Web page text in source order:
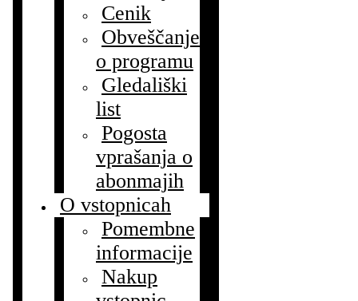
Cenik
Obveščanje
o programu
Gledališki
list
Pogosta
vprašanja o
abonmajih
O vstopnicah
Pomembne
informacije
Nakup